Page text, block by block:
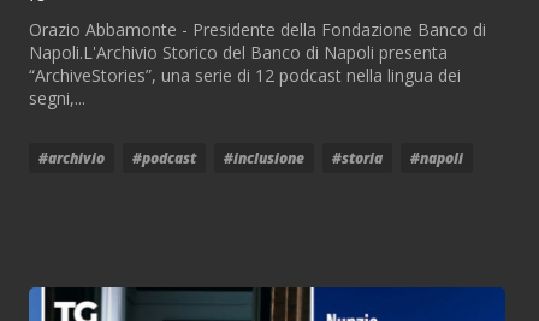
Orazio Abbamonte - Presidente della Fondazione Banco di
Napoli.L'Archivio Storico del Banco di Napoli presenta
“ArchiveStories”, una serie di 12 podcast nella lingua dei
segni,...
#archivio #podcast #inclusione #storia #napoli